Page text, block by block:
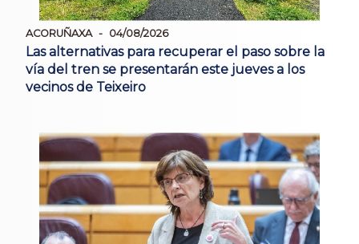
ACORUÑAXA 04/08/2026
Las alternativas para recuperar el paso sobre la
vía del tren se presentarán este jueves a los
vecinos de Teixeiro